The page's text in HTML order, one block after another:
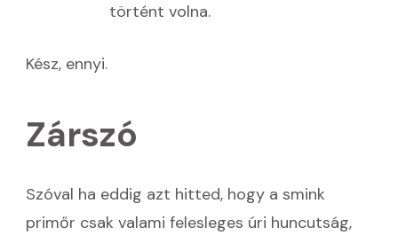
történt volna.
Kész, ennyi.
Zárszó
Szóval ha eddig azt hitted, hogy a smink
primőr csak valami felesleges úri huncutság,